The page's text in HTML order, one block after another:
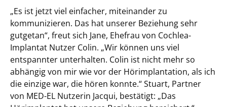
„Es ist jetzt viel einfacher, miteinander zu
kommunizieren. Das hat unserer Beziehung sehr
gutgetan“, freut sich Jane, Ehefrau von Cochlea-
Implantat Nutzer Colin. „Wir können uns viel
entspannter unterhalten. Colin ist nicht mehr so
abhängig von mir wie vor der Hörimplantation, als ich
die einzige war, die hören konnte.“ Stuart, Partner
von MED-EL Nutzerin Jacqui, bestätigt: „Das